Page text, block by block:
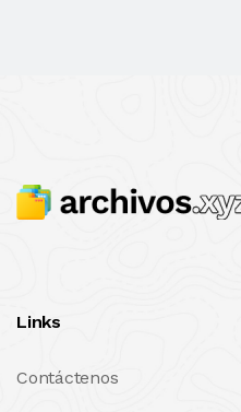
Links
Contáctenos